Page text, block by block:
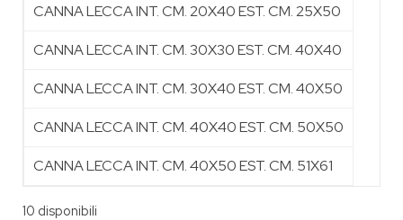
CANNA LECCA INT. CM. 20X40 EST. CM. 25X50
CANNA LECCA INT. CM. 30X30 EST. CM. 40X40
CANNA LECCA INT. CM. 30X40 EST. CM. 40X50
CANNA LECCA INT. CM. 40X40 EST. CM. 50X50
CANNA LECCA INT. CM. 40X50 EST. CM. 51X61
10 disponibili